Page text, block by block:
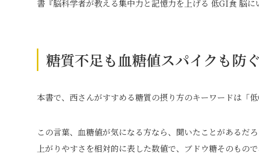
書『脳科学者が教える集中力と記憶力を上げる 低GI食 脳に
糖質不足も血糖値スパイクも防
本書で、西さんがすすめる糖質の摂り方のキーワードは「低
この言葉、血糖値が気になる方なら、聞いたことがあるだ
上がりやすさを相対的に表した数値で、ブドウ糖そのもので